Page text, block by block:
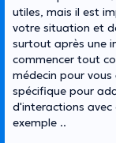
utiles, mais il est
votre situation et
surtout après une
commencer tout
médecin pour
spécifique pour
d'interactions
exemple ..